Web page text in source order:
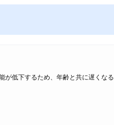
が低下するため、年齢と共に遅くなる